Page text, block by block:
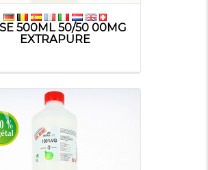
500ML 50/50 00MG
EXTRAPURE